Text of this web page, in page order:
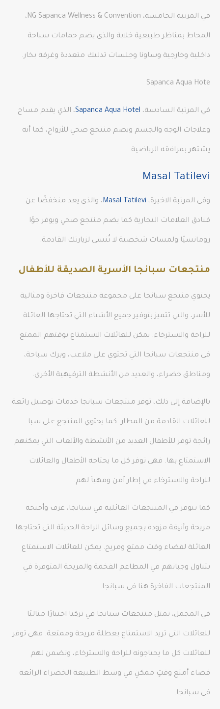
في المرتبة الخامسة، NG Sapanca Wellness & Convention،
المحاط بمناظر طبيعية خلابة والذي يضم حمامات سباحة
داخلية وخارجية وساونا وجلسات تدليك متعددة وغرفة بخار.
Sapanca Aqua Hote
في المرتبة السادسة، Sapanca Aqua Hotel، الذي يقدم مساج
وعلاجات الوجه والجسم ويضم منتجع صحي للأزواج، كما أنه
يشتهر بمرافقه الرياضية.
Masal Tatilevi
وفي المرتبة الاخيرة، Masal Tatilevi، والذي يعد منخفضًا عن
فنادق العلامات التجارية كما يضم منتجع صحي ويوفر جوًا
رومانسيًا ولمسات شخصية لا تُنسى لزيارتك القادمة.
منتجعات سبانجا الأسرية الصديقة للأطفال
يحتوي منتجع سبانجا على مجموعة منتجعات فاخرة ومثالية
للأسر، والتي تتميز بتوفير جميع الأشياء التي تحتاجها العائلة
للراحة والاسترخاء. يمكن للعائلات الاستمتاع بوقتهم الممتع
في منتجعات سبانجا التي تحتوي على ملاعب، وبرك سباحة،
ومناطق خضراء، والعديد من الأنشطة الترفيهية الأخرى.
بالإضافة إلى ذلك، توفر منتجعات سبانجا خدمات توصيل رائعة
للعائلات القادمة من المطار. كما يحتوي المنتجع على سبا
رائجة توفر للأطفال العديد من الأنشطة والألعاب التي يمكنهم
الاستمتاع بها. فهي توفر كل ما يحتاجه الأطفال والعائلات
للراحة والاسترخاء في إطار آمن ومهيأ لهم.
كما تتوفر في المنتجعات العائلية في سبانجا، غرف وأجنحة
مريحة وأنيقة مزودة بجميع وسائل الراحة الحديثة التي تحتاجها
العائلة لقضاء وقت ممتع ومريح. يمكن للعائلات الاستمتاع
بتناول وجباتهم في المطاعم الفخمة والمريحة المتوفرة في
المنتجعات الفاخرة هنا في سبانجا.
في المجمل، تمثل منتجعات سبانجا في تركيا اختيارًا مثاليًا
للعائلات التي تريد الاستمتاع بعطلة مريحة وممتعة. فهي توفر
للعائلات كل ما يحتاجونه للراحة والاسترخاء، وتضمن لهم
قضاء أمتع وقتٍ ممكنٍ في وسط الطبيعة الخضراء الرائعة
في سبانجا.